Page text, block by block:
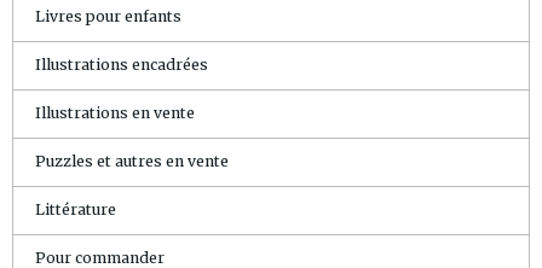
Livres pour enfants
Illustrations encadrées
Illustrations en vente
Puzzles et autres en vente
Littérature
Pour commander